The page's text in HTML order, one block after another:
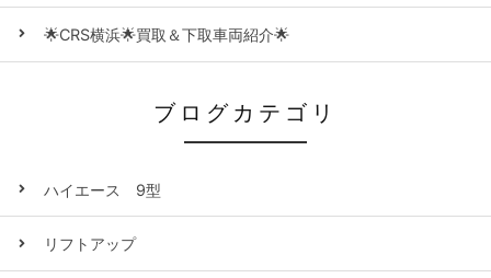
🌟CRS横浜🌟買取＆下取車両紹介🌟
ブログカテゴリ
ハイエース 9型
リフトアップ